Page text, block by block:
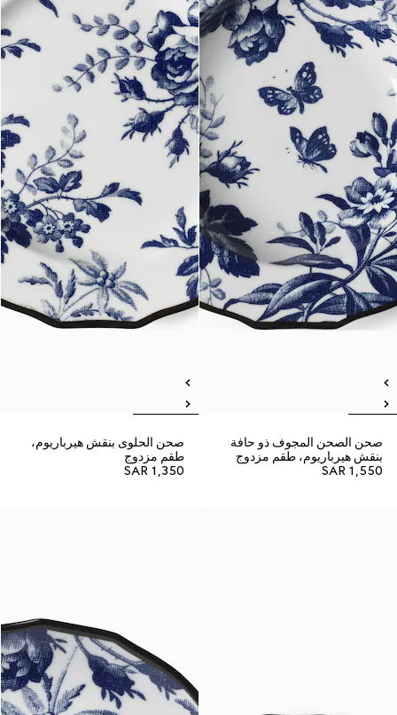
صحن الصحن المجوف ذو حافة
بنقش هيرباريوم، طقم مزدوج
SAR 1,550
صحن الحلوى بنقش هيرباريوم،
طقم مزدوج
SAR 1,350